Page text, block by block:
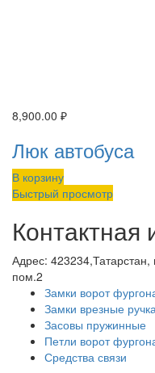
8,900.00 ₽
Люк автобуса
В корзину
Быстрый просмотр
Адрес:
пом.2
Замки ворот
Замки врезные
Засовы пружинные
Петли ворот
Средства связи